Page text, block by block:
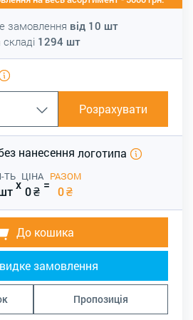
замовлення від 10 шт
1294шт
Розрахувати
нанесення логотипа
ТЬ
x
ЦІНА
0₴ =
РАЗОМ
0₴
До кошика
замовлення
Пропозиція